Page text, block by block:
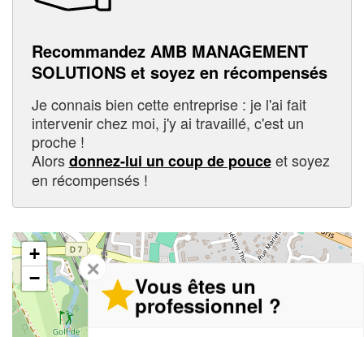
Recommandez AMB MANAGEMENT
SOLUTIONS et soyez en récompensés
Je connais bien cette entreprise : je l'ai fait
intervenir chez moi, j'y ai travaillé, c'est un
proche !
Alorsdonnez-lui un coup de pouceet soyez
en récompensés !
+
−
✕
Vous êtes un
professionnel ?